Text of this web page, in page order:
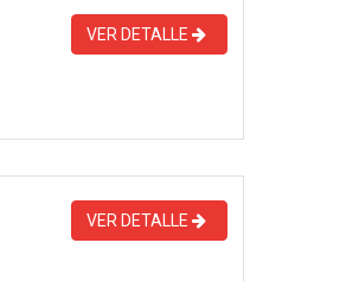
VER DETALLE
VER DETALLE